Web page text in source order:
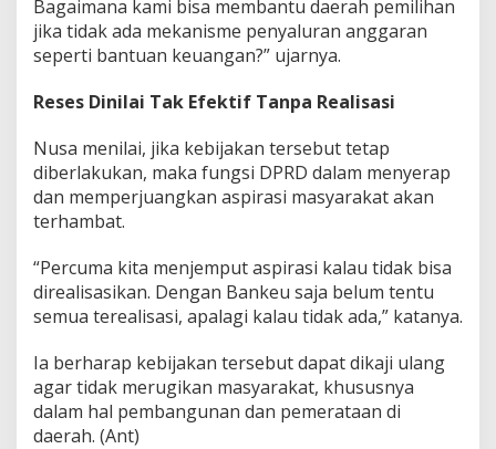
Bagaimana kami bisa membantu daerah pemilihan
jika tidak ada mekanisme penyaluran anggaran
seperti bantuan keuangan?” ujarnya.
Reses Dinilai Tak Efektif Tanpa Realisasi
Nusa menilai, jika kebijakan tersebut tetap
diberlakukan, maka fungsi DPRD dalam menyerap
dan memperjuangkan aspirasi masyarakat akan
terhambat.
“Percuma kita menjemput aspirasi kalau tidak bisa
direalisasikan. Dengan Bankeu saja belum tentu
semua terealisasi, apalagi kalau tidak ada,” katanya.
Ia berharap kebijakan tersebut dapat dikaji ulang
agar tidak merugikan masyarakat, khususnya
dalam hal pembangunan dan pemerataan di
daerah. (Ant)